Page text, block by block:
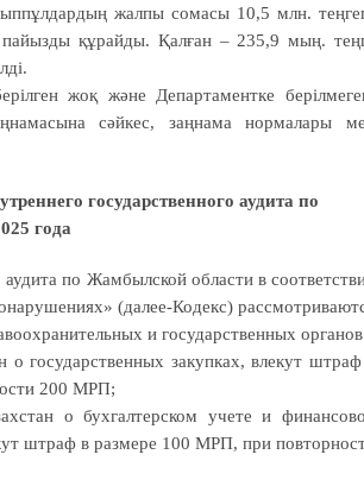
жалпы сомасы 10,5 млн.
пайызды құрайды. Қалған – 235,9 мың.
жоқ және Департаментке
сәйкес, заңнама нормалары
государственного аудита по
года
по Жамбылской области в
(далее-Кодекс)
и государственных
о государственных закупках, влекут
200 МРП;
о бухгалтерском учете и
штраф в размере 100 МРП, при